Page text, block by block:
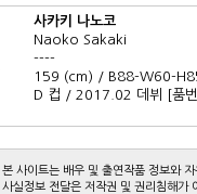
사카키 나노코
Naoko Sakaki
----
159 (cm) / B88-W60-
D 컵 / 2017.02 데뷔
[품
본 사이트는 배우 및 출연작품 정보와
사실정보 전달은 저작권 및 권리침해가